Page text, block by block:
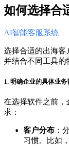
如何选择合
AI智能客服系统
选择合适的出海客
并结合不同工具的
1. 明确企业的具体业务
在选择软件之前，
求：
客户分布 ：
习惯。比如